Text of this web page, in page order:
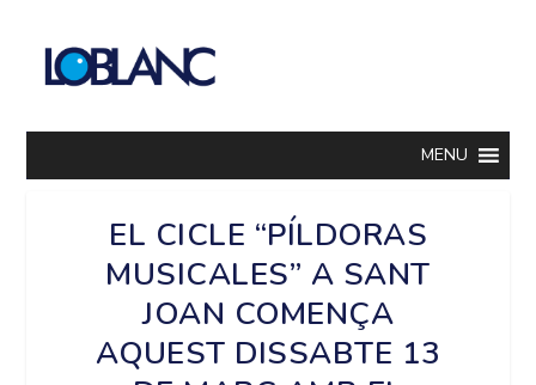
MENU
EL CICLE “PÍLDORAS
MUSICALES” A SANT
JOAN COMENÇA
AQUEST DISSABTE 13